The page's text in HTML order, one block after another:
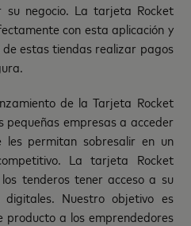
su negocio. La tarjeta Rocket
con esta aplicación y
estas tiendas realizar pagos
de la Tarjeta Rocket
empresas a acceder
les permitan sobresalir en un
La tarjeta Rocket
tenderos tener acceso a su
Nuestro objetivo es
producto a los emprendedores